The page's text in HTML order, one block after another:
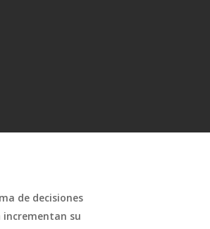
de decisiones
incrementan su